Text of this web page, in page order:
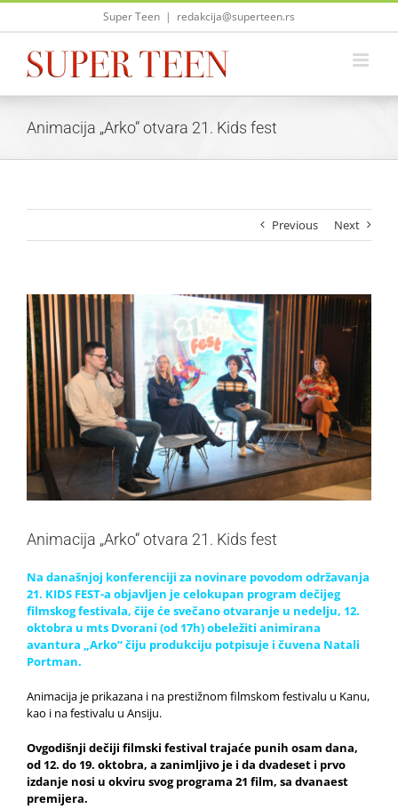
Skip
Super Teen | redakcija@superteen.rs
Animacija „Arko“ otvara 21. Kids fest
Previous Next
View
Larger
Image
Animacija „Arko“ otvara 21. Kids fest
Na današnjoj konferenciji za novinare povodom održavanja
21. KIDS FEST-a objavljen je celokupan program dečijeg
filmskog festivala, čije će svečano otvaranje u nedelju, 12.
oktobra u mts Dvorani (od 17h) obeležiti animirana
avantura „Arko“ čiju produkciju potpisuje i čuvena Natali
Portman.
Animacija je prikazana i na prestižnom filmskom festivalu u Kanu,
kao i na festivalu u Ansiju.
Ovgodišnji dečiji filmski festival trajaće punih osam dana,
od 12. do 19. oktobra, a zanimljivo je i da dvadeset i prvo
izdanje nosi u okviru svog programa 21 film, sa dvanaest
premijera.